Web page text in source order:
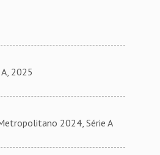
2025
2024, Série A